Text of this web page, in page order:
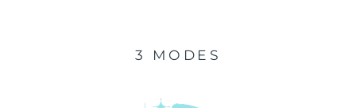
3 MODESLivraison estimée